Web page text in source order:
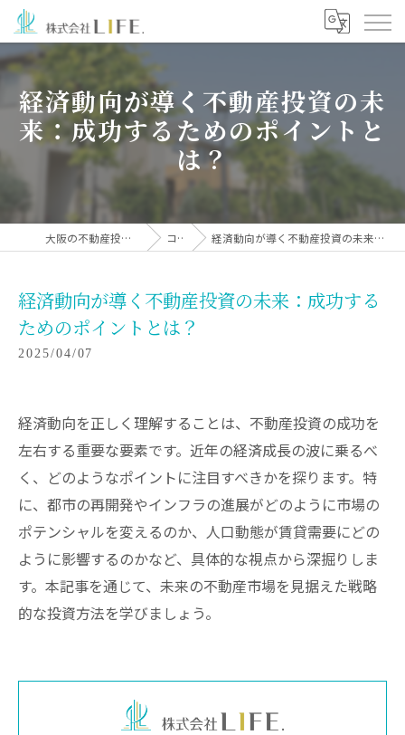
経済動向が導く不動産投資の未
来：成功するためのポイントと
は？
大阪の不動産投資なら株式会社LIFE. コラム 経済動向が導く不動産投資の未来：成功するためのポイントとは？
経済動向が導く不動産投資の未来：成功する
ためのポイントとは？
2025/04/07
経済動向を正しく理解することは、不動産投資の成功を
左右する重要な要素です。近年の経済成長の波に乗るべ
く、どのようなポイントに注目すべきかを探ります。特
に、都市の再開発やインフラの進展がどのように市場の
ポテンシャルを変えるのか、人口動態が賃貸需要にどの
ように影響するのかなど、具体的な視点から深掘りしま
す。本記事を通じて、未来の不動産市場を見据えた戦略
的な投資方法を学びましょう。